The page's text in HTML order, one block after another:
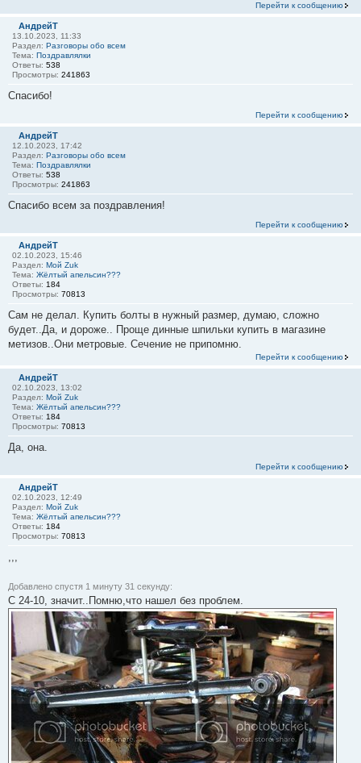
Перейти к сообщению
АндрейТ
13.10.2023, 11:33
Раздел: Разговоры обо всем
Тема: Поздравлялки
Ответы: 538
Просмотры: 241863
Спасибо!
Перейти к сообщению
АндрейТ
12.10.2023, 17:42
Раздел: Разговоры обо всем
Тема: Поздравлялки
Ответы: 538
Просмотры: 241863
Спасибо всем за поздравления!
Перейти к сообщению
АндрейТ
02.10.2023, 15:46
Раздел: Мой Zuk
Тема: Жёлтый апельсин???
Ответы: 184
Просмотры: 70813
Сам не делал. Купить болты в нужный размер, думаю, сложно
будет..Да, и дороже.. Проще динные шпильки купить в магазине
метизов..Они метровые. Сечение не припомню.
Перейти к сообщению
АндрейТ
02.10.2023, 13:02
Раздел: Мой Zuk
Тема: Жёлтый апельсин???
Ответы: 184
Просмотры: 70813
Да, она.
Перейти к сообщению
АндрейТ
02.10.2023, 12:49
Раздел: Мой Zuk
Тема: Жёлтый апельсин???
Ответы: 184
Просмотры: 70813
,,,
Добавлено спустя 1 минуту 31 секунду:
С 24-10, значит..Помню,что нашел без проблем.